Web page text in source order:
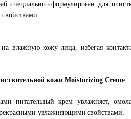
специально сформулирован для
свойствами.
влажную кожу лица, избегая
кожи Moisturizing Creme
питательный крем увлажняет,
увлажняющими свойствами.